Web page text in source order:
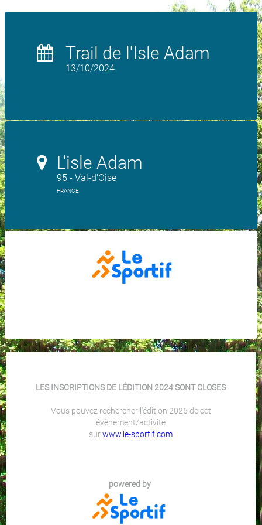
Trail de l'Isle Adam
13/10/2024
L'isle Adam
95 - Val-d'Oise
FRANCE
LES INSCRIPTIONS DE L'ÉDITION 2024 SONT CLOSES
Vous pouvez rechercher l'édition 2026 de cet
évènement/activité
surwww.le-sportif.com
powered by